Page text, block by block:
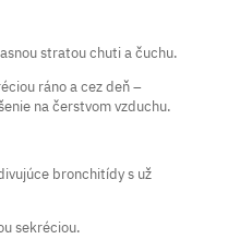
stratou chuti a čuchu.
ráno a cez deň –
na čerstvom vzduchu.
bronchitídy s už
sekréciou.